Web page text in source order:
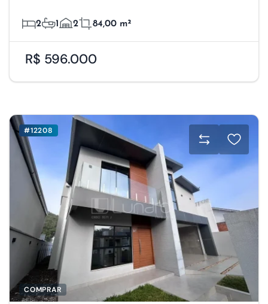
2 1 2 84,00 m²
R$ 596.000
#12208
COMPRAR